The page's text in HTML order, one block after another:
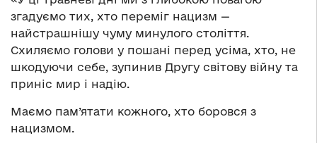
згадуємо тих, хто переміг нацизм —
найстрашнішу чуму минулого століття.
Схиляємо голови у пошані перед усіма, хто, не
шкодуючи себе, зупинив Другу світову війну та
приніс мир і надію.
Маємо пам’ятати кожного, хто боровся з
нацизмом.